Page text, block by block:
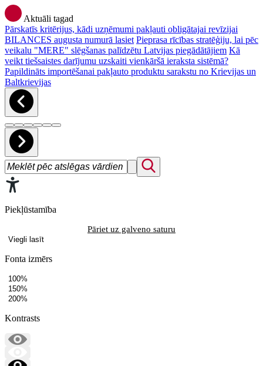
Aktuāli tagad
Pārskatīs kritērijus, kādi uzņēmumi pakļauti obligātajai revīzijai
BILANCES augusta numurā lasiet Pieprasa rīcības stratēģiju, lai pēc
veikalu "MERE" slēgšanas palīdzētu Latvijas piegādātājiem Kā
veikt tiešsaistes darījumu uzskaiti vienkāršā ieraksta sistēmā?
Papildināts importēšanai pakļauto produktu sarakstu no Krievijas un
Baltkrievijas
Piekļūstamība
Pāriet uz galveno saturu
Viegli lasīt
Fonta izmērs
100%
150%
200%
Kontrasts